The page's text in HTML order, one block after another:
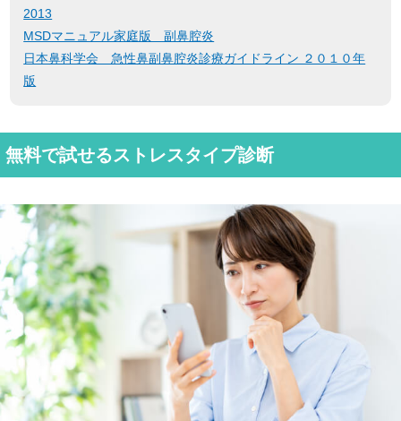
2013
MSDマニュアル家庭版 副鼻腔炎
日本鼻科学会 急性鼻副鼻腔炎診療ガイドライン ２０１０年
版
無料で試せるストレスタイプ診断